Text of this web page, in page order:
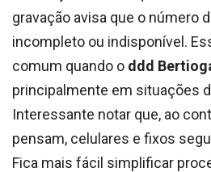
gravação avisa que o número
incompleto ou indisponível.
comum quando o ddd
principalmente em situações
Interessante notar que, ao
pensam, celulares e fixos
Fica mais fácil simplificar